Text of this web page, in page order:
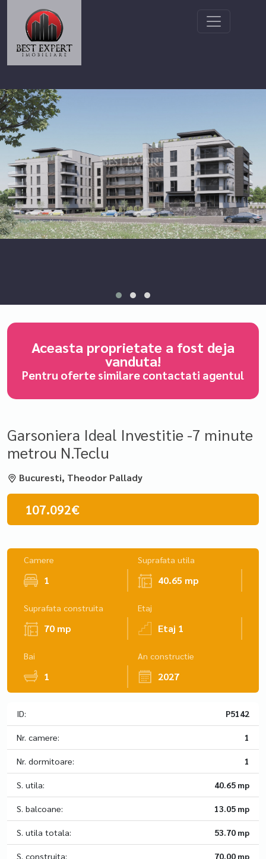
Aceasta proprietate a fost deja
vanduta!
Pentru oferte similare contactati agentul
Garsoniera Ideal Investitie -7 minute
metrou N.Teclu
Bucuresti, Theodor Pallady
107.092€
Camere
1
Suprafata utila
40.65 mp
Suprafata construita
70 mp
Etaj
Etaj 1
Bai
1
An constructie
2027
ID: P5142
Nr. camere: 1
Nr. dormitoare: 1
S. utila: 40.65 mp
S. balcoane: 13.05 mp
S. utila totala: 53.70 mp
S. construita: 70.00 mp